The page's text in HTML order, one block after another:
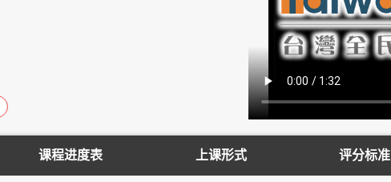
课程进度表 上课形式 评分标准